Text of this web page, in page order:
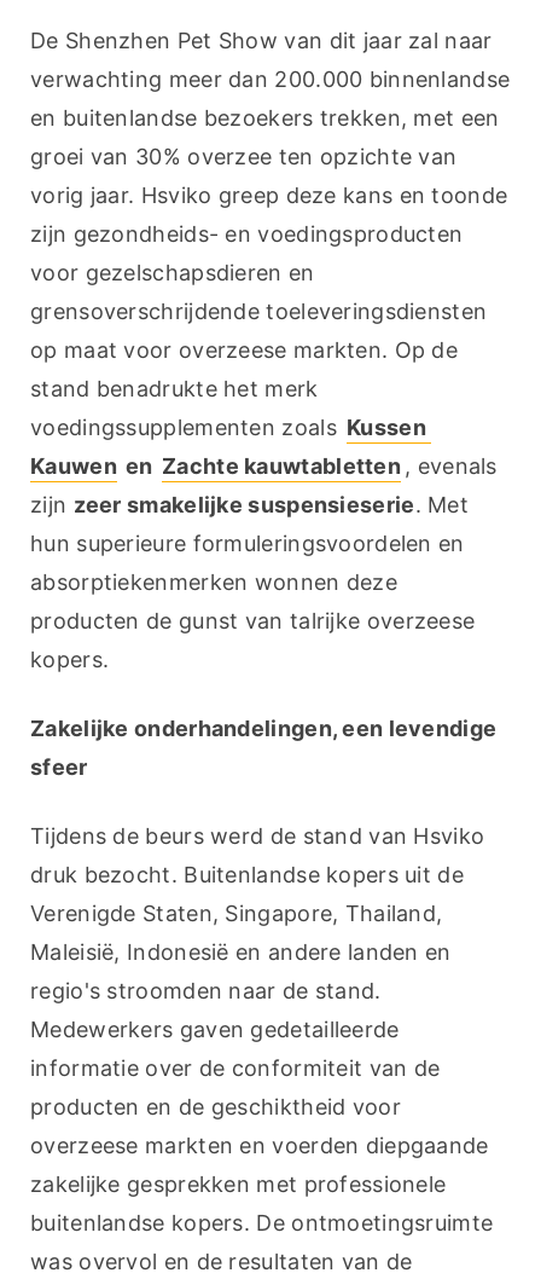
De Shenzhen Pet Show van dit jaar zal naar
verwachting meer dan 200.000 binnenlandse
en buitenlandse bezoekers trekken, met een
groei van 30% overzee ten opzichte van
vorig jaar. Hsviko greep deze kans en toonde
zijn gezondheids- en voedingsproducten
voor gezelschapsdieren en
grensoverschrijdende toeleveringsdiensten
op maat voor overzeese markten. Op de
stand benadrukte het merk
voedingssupplementen zoals Kussen
Kauwen en Zachte kauwtabletten , evenals
zijn zeer smakelijke suspensieserie. Met
hun superieure formuleringsvoordelen en
absorptiekenmerken wonnen deze
producten de gunst van talrijke overzeese
kopers.
Zakelijke onderhandelingen, een levendige
sfeer
Tijdens de beurs werd de stand van Hsviko
druk bezocht. Buitenlandse kopers uit de
Verenigde Staten, Singapore, Thailand,
Maleisië, Indonesië en andere landen en
regio's stroomden naar de stand.
Medewerkers gaven gedetailleerde
informatie over de conformiteit van de
producten en de geschiktheid voor
overzeese markten en voerden diepgaande
zakelijke gesprekken met professionele
buitenlandse kopers. De ontmoetingsruimte
was overvol en de resultaten van de